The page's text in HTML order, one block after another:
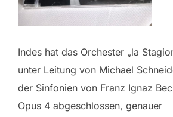
Indes hat das Orchester „la
unter Leitung von Michael
der Sinfonien von Franz Ignaz
Opus 4 abgeschlossen, genauer